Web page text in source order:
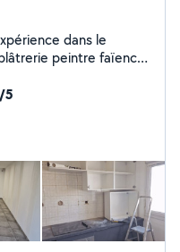
dans le
peintre faïence
5